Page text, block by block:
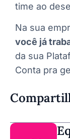
time ao
Na sua
você já
da sua
Conta pra